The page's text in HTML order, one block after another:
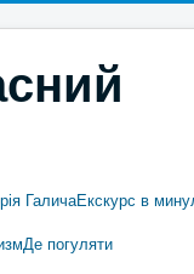
ГаличаЕкскурс в
Де погуляти